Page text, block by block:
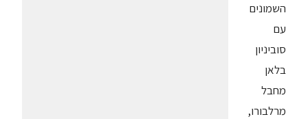
השמונים
עם
סוביניון
בלאן
מחבל
מרלבורו,